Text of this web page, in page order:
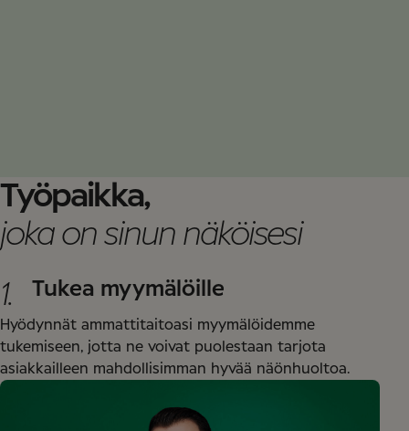
Työpaikka,
joka on sinun näköisesi
1.
Tukea myymälöille
Hyödynnät ammattitaitoasi myymälöidemme
tukemiseen, jotta ne voivat puolestaan tarjota
asiakkailleen mahdollisimman hyvää näönhuoltoa.